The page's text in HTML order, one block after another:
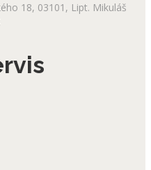
18, 03101, Lipt. Mikuláš